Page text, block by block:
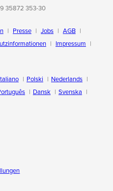
35872 353-30
Presse Jobs
AGB
Impressum
Polski
Nederlands
Dansk
Svenska
and videos